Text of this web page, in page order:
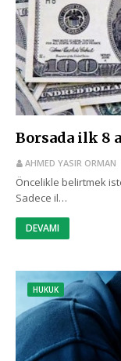
Borsada ilk 8
AHMED YASIR ORMAN
Öncelikle belirtmek
Sadece il…
DEVAMI
HUKUK